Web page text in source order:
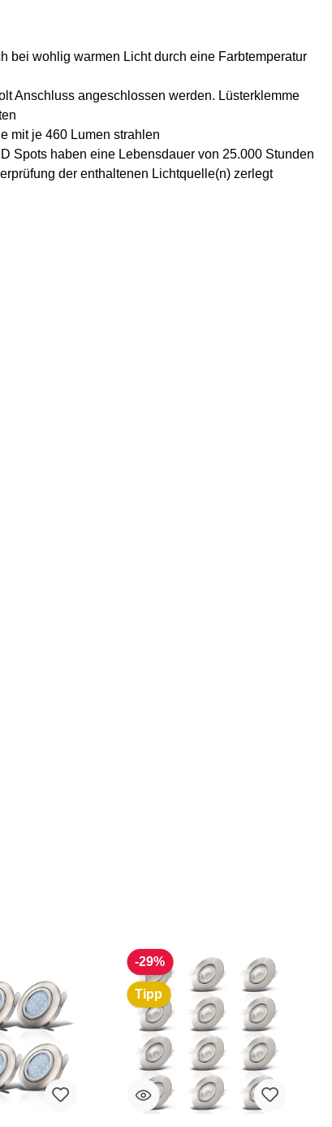
bei wohlig warmen Licht durch eine Farbtemperatur
Anschluss angeschlossen werden. Lüsterklemme
mit je 460 Lumen strahlen
Spots haben eine Lebensdauer von 25.000 Stunden
der enthaltenen Lichtquelle(n) zerlegt
-29%
Tipp